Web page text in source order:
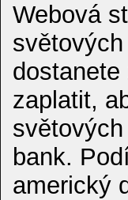
Webová
zaplatit,
bank.
americký